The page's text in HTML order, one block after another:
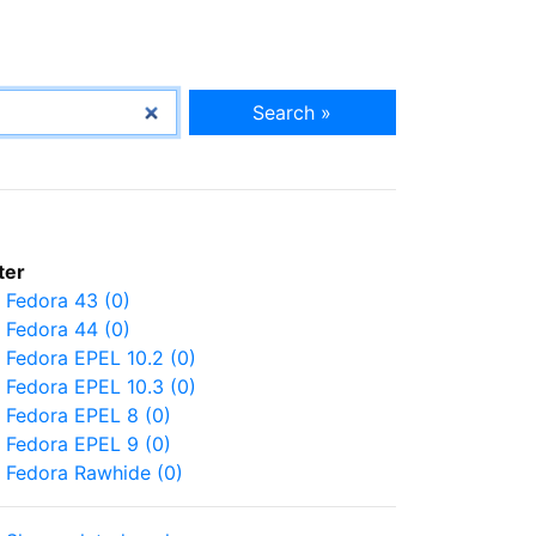
Search »
Fedora 43 (0)
Fedora 44 (0)
Fedora EPEL 10.2 (0)
Fedora EPEL 10.3 (0)
Fedora EPEL 8 (0)
Fedora EPEL 9 (0)
Fedora Rawhide (0)